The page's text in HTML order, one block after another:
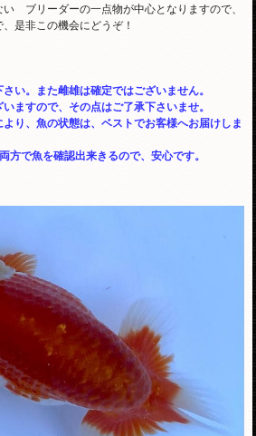
ブリーダーの一点物が中心となりますので、
是非この機会にどうぞ！
い。また雌雄は確定ではございません。
ますので、その点はご了承下さいませ。
り、魚の状態は、ベストでお客様へお届けしま
方で魚を確認出来きるので、安心です。